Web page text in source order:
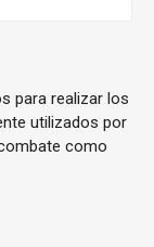
para realizar los
utilizados por
como